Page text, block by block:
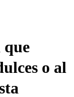
que
o al